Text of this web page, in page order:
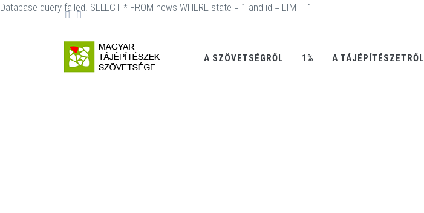
A SZÖVETSÉGRŐL 1% A TÁJÉPÍTÉSZETRŐL
Database query failed. SELECT * FROM news WHERE state = 1 and id = LIMIT 1